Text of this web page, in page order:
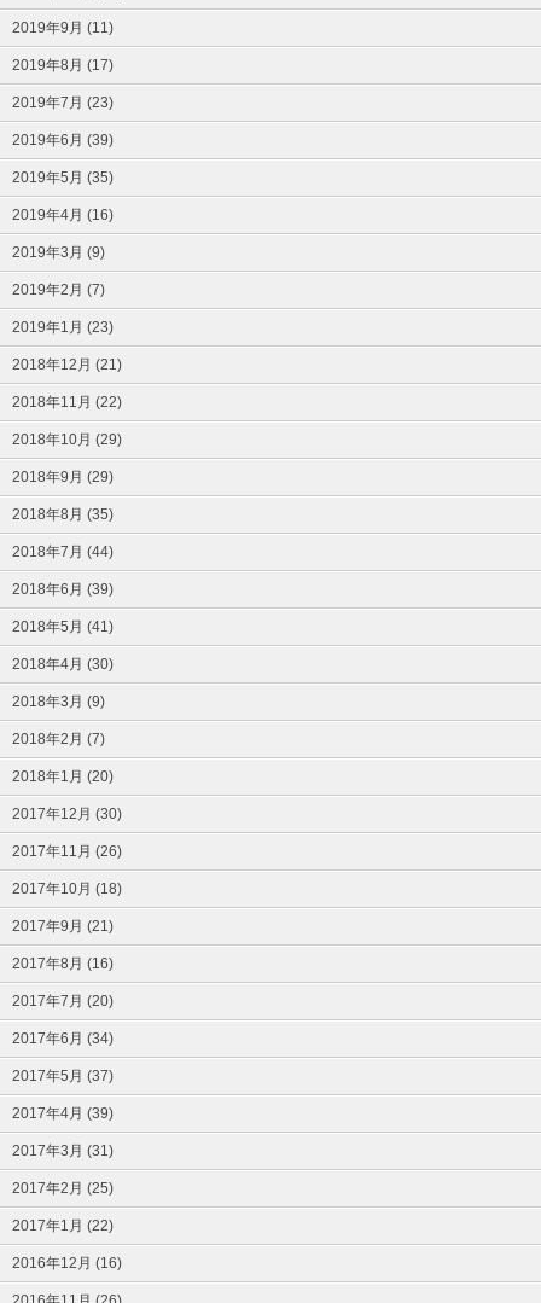
2019年9月 (11)
2019年8月 (17)
2019年7月 (23)
2019年6月 (39)
2019年5月 (35)
2019年4月 (16)
2019年3月 (9)
2019年2月 (7)
2019年1月 (23)
2018年12月 (21)
2018年11月 (22)
2018年10月 (29)
2018年9月 (29)
2018年8月 (35)
2018年7月 (44)
2018年6月 (39)
2018年5月 (41)
2018年4月 (30)
2018年3月 (9)
2018年2月 (7)
2018年1月 (20)
2017年12月 (30)
2017年11月 (26)
2017年10月 (18)
2017年9月 (21)
2017年8月 (16)
2017年7月 (20)
2017年6月 (34)
2017年5月 (37)
2017年4月 (39)
2017年3月 (31)
2017年2月 (25)
2017年1月 (22)
2016年12月 (16)